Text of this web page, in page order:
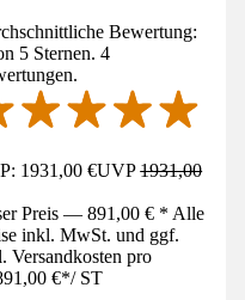
Bewertung:
5 Sternen. 4
1931,00 €UVP1931,00
Preis — 891,00 € * Alle
inkl. MwSt. und ggf.
Versandkosten pro
€*/ ST